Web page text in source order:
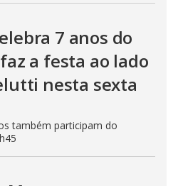
7 anos do
a festa ao lado
nesta sexta
também participam do